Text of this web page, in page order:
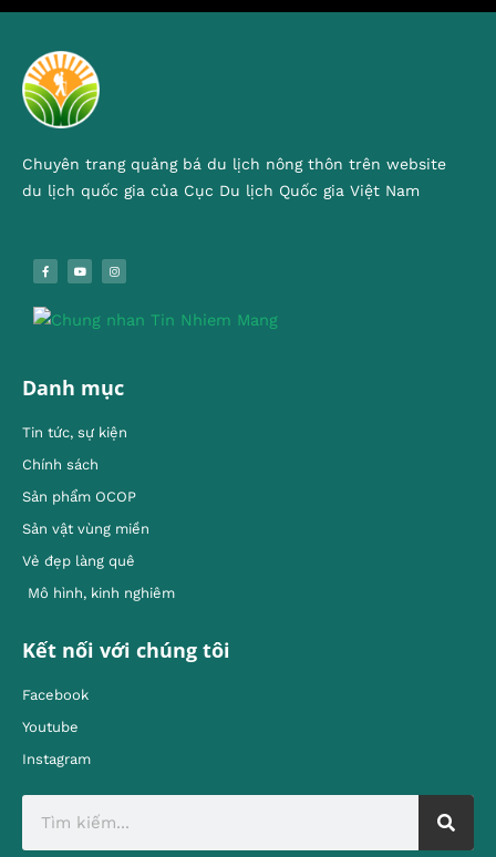
Chuyên trang quảng bá du lịch nông thôn trên website
du lịch quốc gia của Cục Du lịch Quốc gia Việt Nam
Danh mục
Tin tức, sự kiện
Chính sách
Sản phẩm OCOP
Sản vật vùng miền
Vẻ đẹp làng quê
Mô hình, kinh nghiêm
Kết nối với chúng tôi
Facebook
Youtube
Instagram